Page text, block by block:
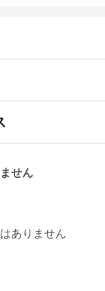
ムなAI
ークステ
9は本格的なワー
る環境でも優れた
インテル ®
すせん
ありません